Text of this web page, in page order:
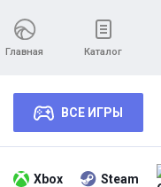
Главная Каталог
ВСЕ ИГРЫ
Xbox Steam